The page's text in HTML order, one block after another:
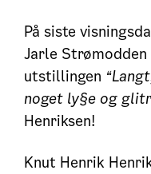
På siste
Jarle
utstillingen
noget ly§e og
Henriksen!
Knut Henrik